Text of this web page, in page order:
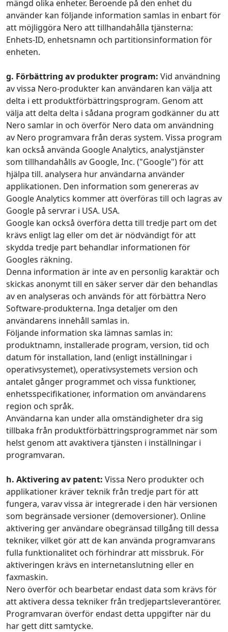
mängd olika enheter. Beroende på den enhet du
använder kan följande information samlas in enbart för
att möjliggöra Nero att tillhandahålla tjänsterna:
Enhets-ID, enhetsnamn och partitionsinformation för
enheten.
g. Förbättring av produkter program: Vid användning
av vissa Nero-produkter kan användaren kan välja att
delta i ett produktförbättringsprogram. Genom att
välja att delta delta i sådana program godkänner du att
Nero samlar in och överför Nero data om användning
av Nero programvara från deras system. Vissa program
kan också använda Google Analytics, analystjänster
som tillhandahålls av Google, Inc. ("Google") för att
hjälpa till. analysera hur användarna använder
applikationen. Den information som genereras av
Google Analytics kommer att överföras till och lagras av
Google på servrar i USA. USA.
Google kan också överföra detta till tredje part om det
krävs enligt lag eller om det är nödvändigt för att
skydda tredje part behandlar informationen för
Googles räkning.
Denna information är inte av en personlig karaktär och
skickas anonymt till en säker server där den behandlas
av en analyseras och används för att förbättra Nero
Software-produkterna. Inga detaljer om den
användarens innehåll samlas in.
Följande information ska lämnas samlas in:
produktnamn, installerade program, version, tid och
datum för installation, land (enligt inställningar i
operativsystemet), operativsystemets version och
antalet gånger programmet och vissa funktioner,
enhetsspecifikationer, information om användarens
region och språk.
Användarna kan under alla omständigheter dra sig
tillbaka från produktförbättringsprogrammet när som
helst genom att avaktivera tjänsten i inställningar i
programvaran.
h. Aktivering av patent: Vissa Nero produkter och
applikationer kräver teknik från tredje part för att
fungera, varav vissa är integrerade i den här versionen
som begränsade versioner (demoversioner). Online
aktivering ger användare obegränsad tillgång till dessa
tekniker, vilket gör att de kan använda programvarans
fulla funktionalitet och förhindrar att missbruk. För
aktiveringen krävs en internetanslutning eller en
faxmaskin.
Nero överför och bearbetar endast data som krävs för
att aktivera dessa tekniker från tredjepartsleverantörer.
Programvaran överför endast detta uppgifter när du
har gett ditt samtycke.